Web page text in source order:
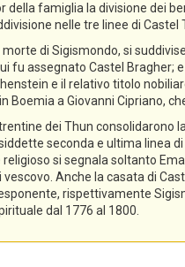
della famiglia la divisione dei
nelle tre linee di Castel
di Sigismondo, si
fu assegnato Castel Bragher;
e il relativo titolo
Boemia a Giovanni Cipriano,
trentine dei Thun
seconda e ultima linea
si segnala soltanto
Anche la casata di
rispettivamente
dal 1776 al 1800.